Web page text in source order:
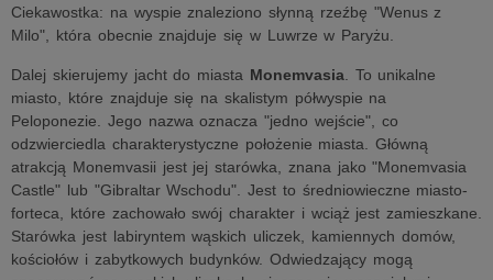
Ciekawostka: na wyspie znaleziono słynną rzeźbę "Wenus z
Milo", która obecnie znajduje się w Luwrze w Paryżu.
Dalej skierujemy jacht do miasta Monemvasia. To unikalne
miasto, które znajduje się na skalistym półwyspie na
Peloponezie. Jego nazwa oznacza "jedno wejście", co
odzwierciedla charakterystyczne położenie miasta. Główną
atrakcją Monemvasii jest jej starówka, znana jako "Monemvasia
Castle" lub "Gibraltar Wschodu". Jest to średniowieczne miasto-
forteca, które zachowało swój charakter i wciąż jest zamieszkane.
Starówka jest labiryntem wąskich uliczek, kamiennych domów,
kościołów i zabytkowych budynków. Odwiedzający mogą